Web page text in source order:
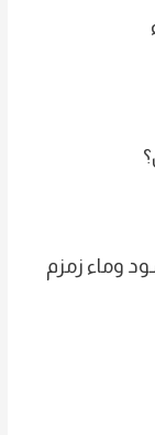
وماء زمزم